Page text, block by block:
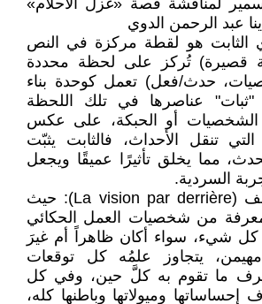
يتاريخ 5 ديسمير لمناقشة قصة «غزل الأحلام»
عبد الرحمن الدوي
الثابت هو لقطة مركزة في النص
قصيرة) تُركز على لحظة محددة
حدث/فعل) تعمل كوحدة بناء
"ثبات" عناصرها في تلك اللحظة
أو الحبكة، على عكس
التي تنقل الأحداث، فالثابت يثبّت
مما يخلق تأثيرًا عميقًا ويجعل
السردية.
(4) الرؤية من الخلف (La vision par derrière): حيث
معرفة من شخصيات العمل الحكائي
كل شيء، سواء أكان ظاهراً أم غيرَ
يتجاوز علمُه كل توقعات
ما تقوم به كلَّ حين، وفي كل
وميولاتها وباطنها كله،